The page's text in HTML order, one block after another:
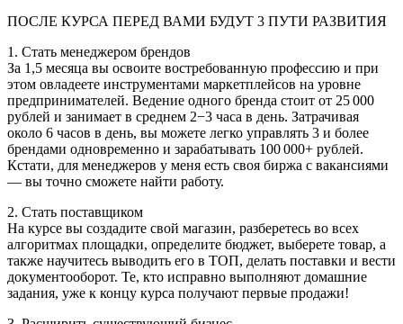
ПОСЛЕ КУРСА ПЕРЕД ВАМИ БУДУТ 3 ПУТИ РАЗВИТИЯ
1. Стать менеджером брендов
За 1,5 месяца вы освоите востребованную профессию и при
этом овладеете инструментами маркетплейсов на уровне
предпринимателей. Ведение одного бренда стоит от 25 000
рублей и занимает в среднем 2−3 часа в день. Затрачивая
около 6 часов в день, вы можете легко управлять 3 и более
брендами одновременно и зарабатывать 100 000+ рублей.
Кстати, для менеджеров у меня есть своя биржа с вакансиями
— вы точно сможете найти работу.
2. Стать поставщиком
На курсе вы создадите свой магазин, разберетесь во всех
алгоритмах площадки, определите бюджет, выберете товар, а
также научитесь выводить его в ТОП, делать поставки и вести
документооборот. Те, кто исправно выполняют домашние
задания, уже к концу курса получают первые продажи!